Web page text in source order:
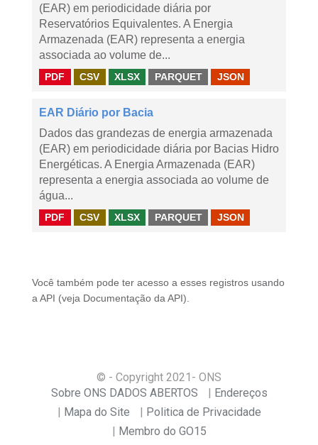
(EAR) em periodicidade diária por
Reservatórios Equivalentes. A Energia
Armazenada (EAR) representa a energia
associada ao volume de...
PDF CSV XLSX PARQUET JSON
EAR Diário por Bacia
Dados das grandezas de energia armazenada
(EAR) em periodicidade diária por Bacias Hidro
Energéticas. A Energia Armazenada (EAR)
representa a energia associada ao volume de
água...
PDF CSV XLSX PARQUET JSON
Você também pode ter acesso a esses registros usando
a API (veja Documentação da API ).
© - Copyright 2021 - ONS
Sobre ONS DADOS ABERTOS
Endereços
Mapa do Site
Politica de Privacidade
Membro do GO15